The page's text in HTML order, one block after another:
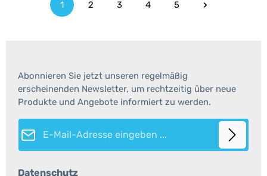
Seite
1
Seite
2
Seite
3
Seite
4
Seite
5
Abonnieren Sie jetzt unseren regelmäßig
erscheinenden Newsletter, um rechtzeitig über neue
Produkte und Angebote informiert zu werden.
E-Mail-Adresse*
Datenschutz